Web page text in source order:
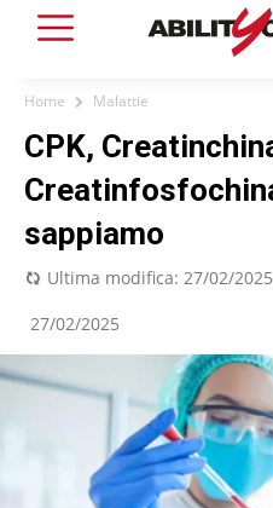
Home Malattie
CPK,
sappiamo
Ultima modifica: 27/02/2025
27/02/2025